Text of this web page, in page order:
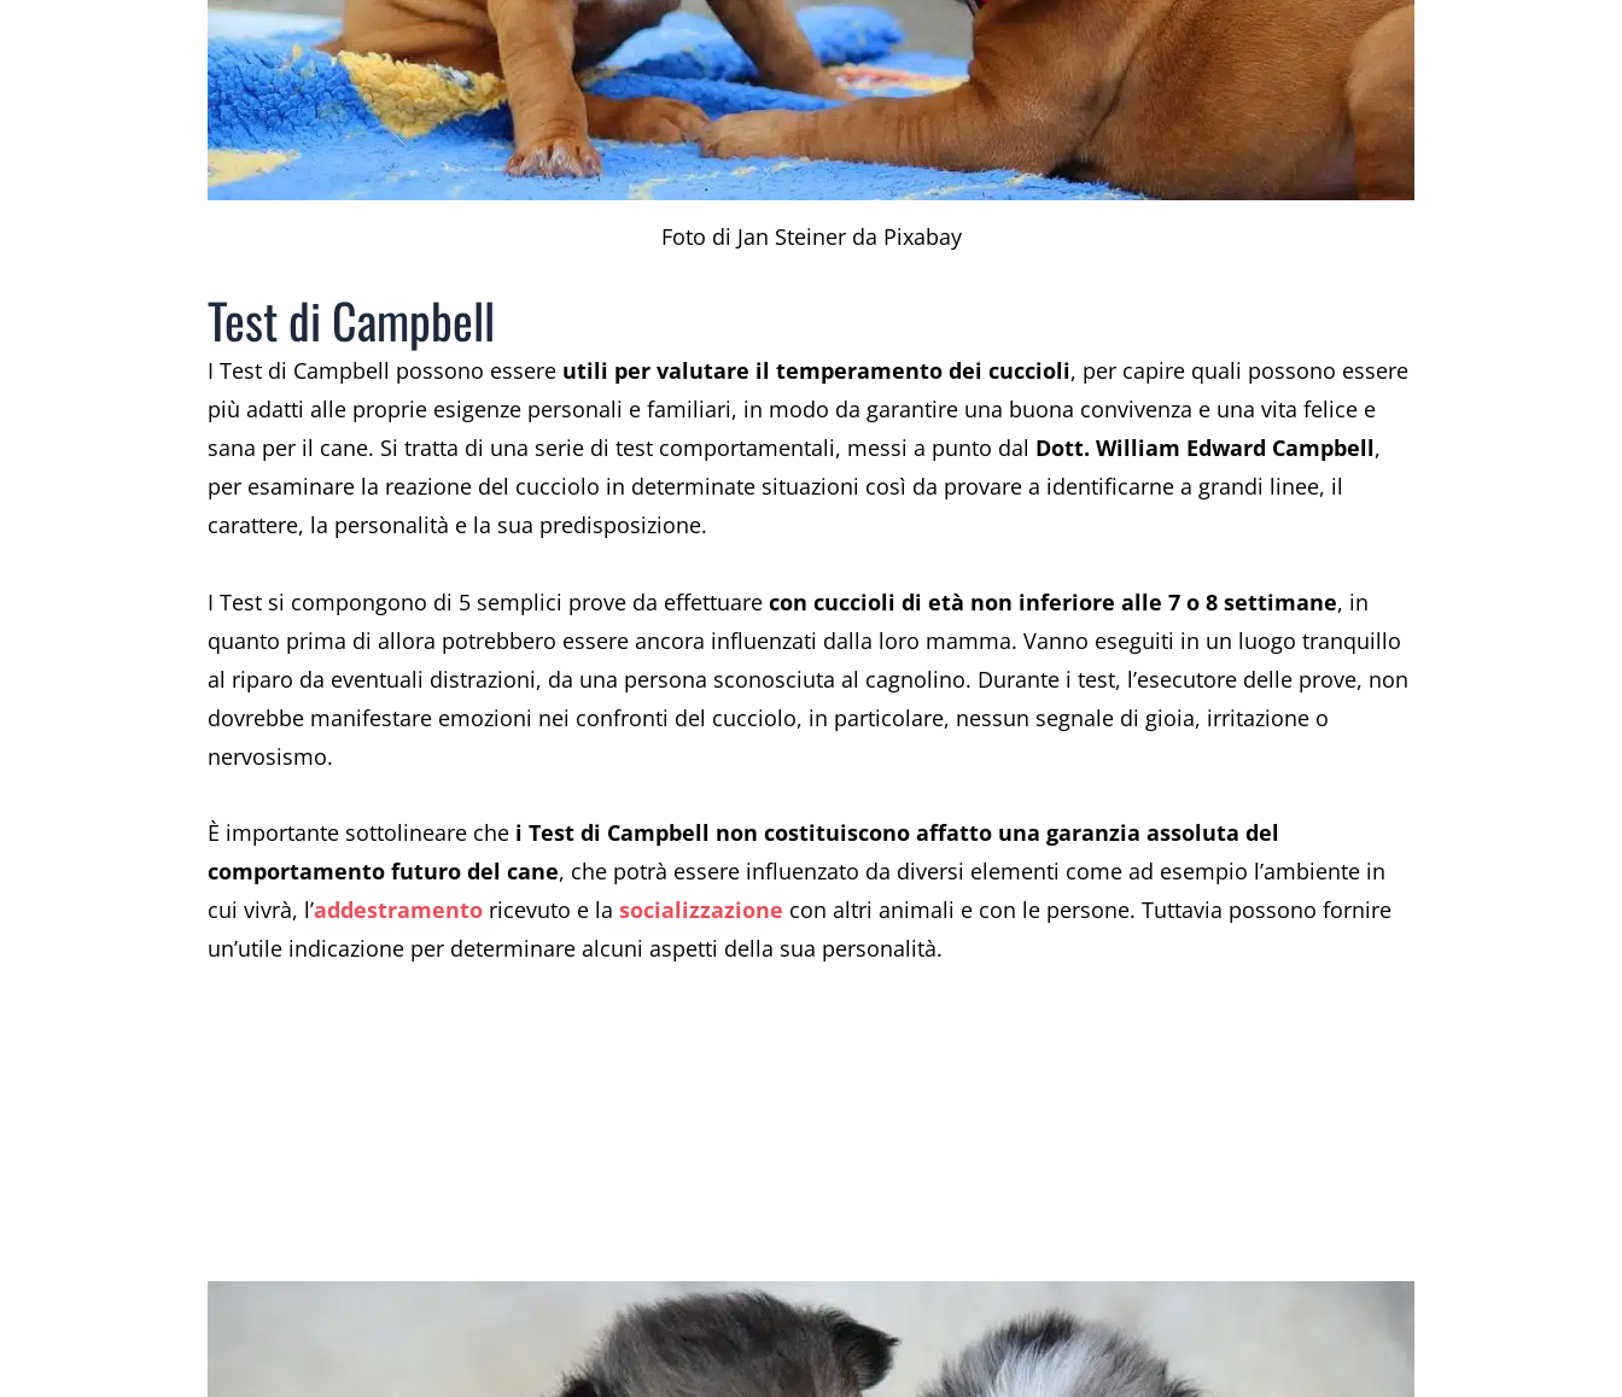
Foto di Jan Steiner da Pixabay
Test di Campbell
I Test di Campbell possono essere utili per valutare il temperamento dei cuccioli, per capire quali possono essere
più adatti alle proprie esigenze personali e familiari, in modo da garantire una buona convivenza e una vita felice e
sana per il cane. Si tratta di una serie di test comportamentali, messi a punto dal Dott. William Edward Campbell,
per esaminare la reazione del cucciolo in determinate situazioni così da provare a identificarne a grandi linee, il
carattere, la personalità e la sua predisposizione.
I Test si compongono di 5 semplici prove da effettuare con cuccioli di età non inferiore alle 7 o 8 settimane, in
quanto prima di allora potrebbero essere ancora influenzati dalla loro mamma. Vanno eseguiti in un luogo tranquillo
al riparo da eventuali distrazioni, da una persona sconosciuta al cagnolino. Durante i test, l’esecutore delle prove, non
dovrebbe manifestare emozioni nei confronti del cucciolo, in particolare, nessun segnale di gioia, irritazione o
nervosismo.
È importante sottolineare che i Test di Campbell non costituiscono affatto una garanzia assoluta del
comportamento futuro del cane, che potrà essere influenzato da diversi elementi come ad esempio l’ambiente in
cui vivrà, l’addestramento ricevuto e la socializzazione con altri animali e con le persone. Tuttavia possono fornire
un’utile indicazione per determinare alcuni aspetti della sua personalità.